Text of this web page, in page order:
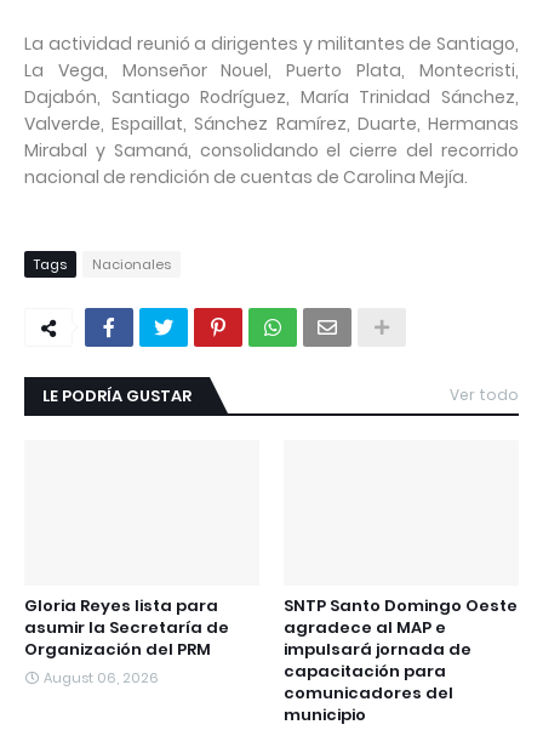
La actividad reunió a dirigentes y militantes de Santiago,
La Vega, Monseñor Nouel, Puerto Plata, Montecristi,
Dajabón, Santiago Rodríguez, María Trinidad Sánchez,
Valverde, Espaillat, Sánchez Ramírez, Duarte, Hermanas
Mirabal y Samaná, consolidando el cierre del recorrido
nacional de rendición de cuentas de Carolina Mejía.
Tags Nacionales
LE PODRÍA GUSTAR Ver todo
Gloria Reyes lista para
asumir la Secretaría de
Organización del PRM
August 06, 2026
SNTP Santo Domingo Oeste
agradece al MAP e
impulsará jornada de
capacitación para
comunicadores del
municipio